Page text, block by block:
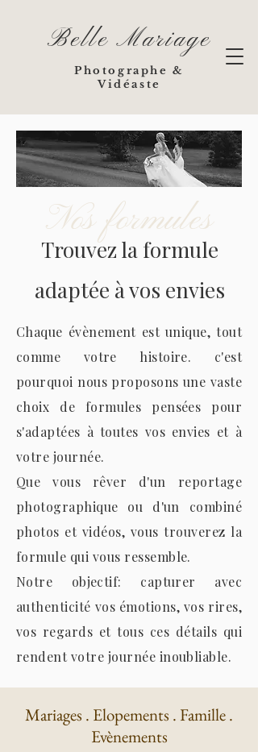
Belle Mariage
Photographe &
Vidéaste
Nos formules
Trouvez la formule
adaptée à vos envies
Chaque évènement est unique, tout
comme votre histoire. c'est
pourquoi nous proposons une vaste
choix de formules pensées pour
s'adaptées à toutes vos envies et à
votre journée.
Que vous rêver d'un reportage
photographique ou d'un combiné
photos et vidéos, vous trouverez la
formule qui vous ressemble.
Notre objectif: capturer avec
authenticité vos émotions, vos rires,
vos regards et tous ces détails qui
rendent votre journée inoubliable.
Mariages . Elopements . Famille .
Evènements